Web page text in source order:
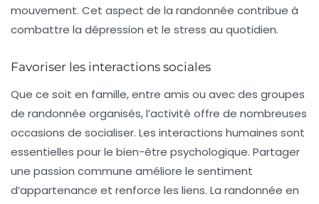
mouvement. Cet aspect de la randonnée contribue à
combattre la dépression et le stress au quotidien.
Favoriser les interactions sociales
Que ce soit en famille, entre amis ou avec des groupes
de randonnée organisés, l’activité offre de nombreuses
occasions de socialiser. Les interactions humaines sont
essentielles pour le bien-être psychologique. Partager
une passion commune améliore le sentiment
d’appartenance et renforce les liens. La randonnée en